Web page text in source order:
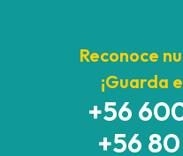
Reconoce
¡Guarda
+56
+56